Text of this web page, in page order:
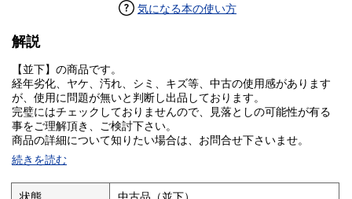
気になる本の使い方
解説
【並下】の商品です。
経年劣化、ヤケ、汚れ、シミ、キズ等、中古の使用感があります
が、使用に問題が無いと判断し出品しております。
完璧にはチェックしておりませんので、見落としの可能性が有る
事をご理解頂き、ご検討下さい。
商品の詳細について知りたい場合は、お問合せ下さいませ。
■I■注意事項■I■
クリーニングしておりません。ホコリや汚れは現状になります。
続きを読む